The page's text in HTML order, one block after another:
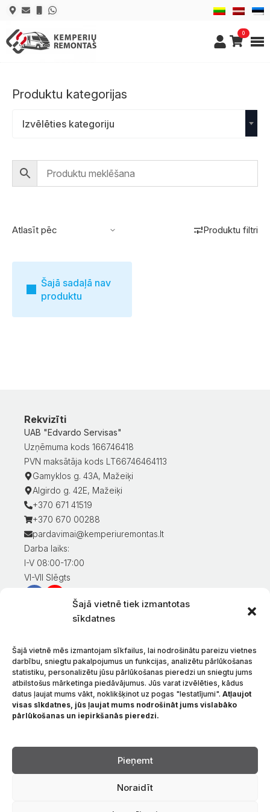
Šajā vietnē tiek izmantotas
sīkdatnes
Šajā vietnē mēs izmantojam sīkfailus, lai nodrošinātu pareizu vietnes
darbību, sniegtu pakalpojumus un funkcijas, analizētu pārlūkošanas
statistiku, personalizētu jūsu pārlūkošanas pieredzi un sniegtu jums
atbilstošus mārketinga piedāvājumus. Jūs varat izvēlēties, kādus
datus ļaujat mums vākt, noklikšķinot uz pogas "Iestatījumi". Atļaujot
visas sīkdatnes, jūs ļaujat mums nodrošināt jums vislabāko
pārlūkošanas un iepirkšanās pieredzi.
Pieņemt
Noraidīt
0
Produktu kategorijas
Izvēlēties kategoriju
Produktu filtri
Šajā sadaļā nav
produktu
Rekvizīti
UAB "Edvardo Servisas"
Uzņēmuma kods 166746418
PVN maksātāja kods LT66746464113
Gamyklos g. 43A, Mažeiķi
Algirdo g. 42E, Mažeiķi
+370 671 41519
+370 670 00288
pardavimai@kemperiuremontas.lt
Darba laiks:
I-V 08:00-17:00
VI-VII Slēgts
Informācija klientiem
Preču piegāde
Preču atgriešana
Nosacījumi un noteikumi
Konfidencialitātes politika
Par mums
Valoda